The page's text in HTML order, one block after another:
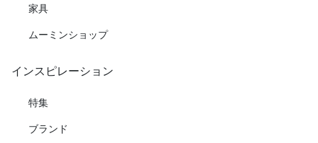
家具
ムーミンショップ
インスピレーション
特集
ブランド